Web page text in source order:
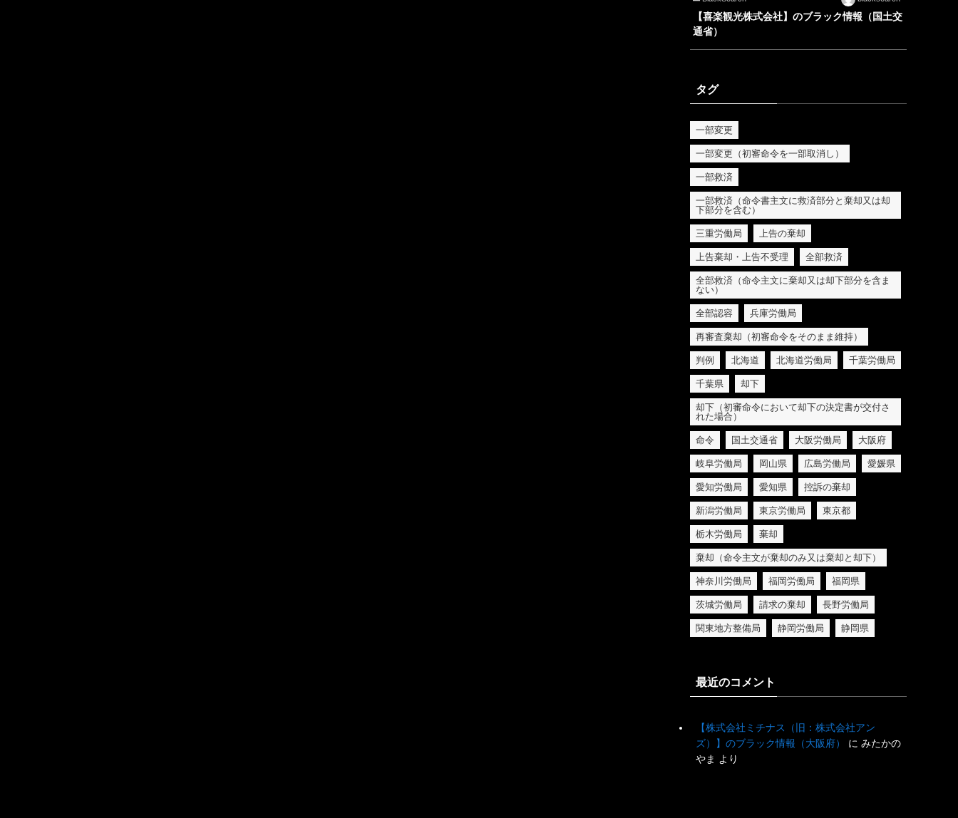
【喜楽観光株式会社】のブラック情報（国土交
通省）
タグ
一部変更
一部変更（初審命令を一部取消し）
一部救済
一部救済（命令書主文に救済部分と棄却又は却
下部分を含む）
三重労働局 上告の棄却
上告棄却・上告不受理 全部救済
全部救済（命令主文に棄却又は却下部分を含ま
ない）
全部認容 兵庫労働局
再審査棄却（初審命令をそのまま維持）
判例 北海道 北海道労働局 千葉労働局
千葉県 却下
却下（初審命令において却下の決定書が交付さ
れた場合）
命令 国土交通省 大阪労働局 大阪府
岐阜労働局 岡山県 広島労働局 愛媛県
愛知労働局 愛知県 控訴の棄却
新潟労働局 東京労働局 東京都
栃木労働局 棄却
棄却（命令主文が棄却のみ又は棄却と却下）
神奈川労働局 福岡労働局 福岡県
茨城労働局 請求の棄却 長野労働局
関東地方整備局 静岡労働局 静岡県
最近のコメント
【株式会社ミチナス（旧：株式会社アン
ズ）】のブラック情報（大阪府）
に みたかの
やま より